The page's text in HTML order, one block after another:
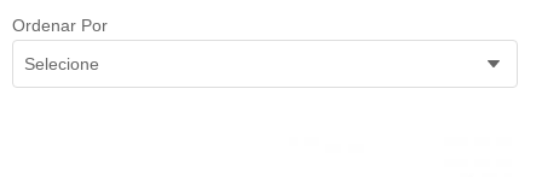
Ordenar Por
Selecione